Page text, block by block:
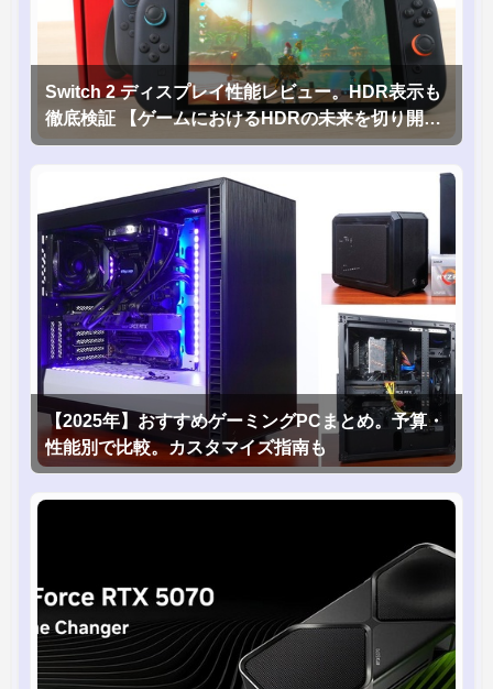
Switch 2 ディスプレイ性能レビュー。HDR表示も
徹底検証 【ゲームにおけるHDRの未来を切り開く
1台！】
【2025年】おすすめゲーミングPCまとめ。予算・
性能別で比較。カスタマイズ指南も